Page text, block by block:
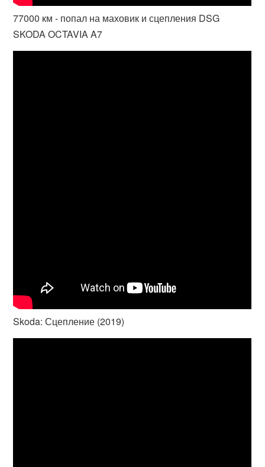
77000 км - попал на маховик и сцепления DSG
SKODA OCTAVIA A7
Skoda: Сцепление (2019)